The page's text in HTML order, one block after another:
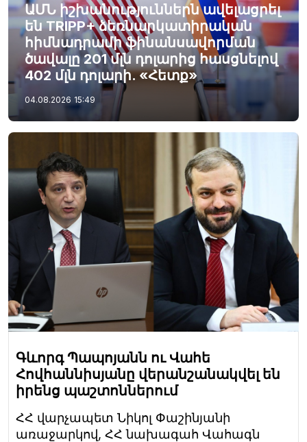
ԱՄՆ իշխանություններն ավելացրել
են TRIPP+ ձեռնարկատիրական
հիմնադրամի ֆինանսավորման
ծավալը 201 մլն դոլարից հասցնելով
402 մլն դոլարի. «Հետք»
04.08.2026 15:49
Գևորգ Պապոյանն ու Վահե
Հովհաննիսյանը վերանշանակվել են
իրենց պաշտոններում
ՀՀ վարչապետ Նիկոլ Փաշինյանի
առաջարկով, ՀՀ նախագահ Վահագն